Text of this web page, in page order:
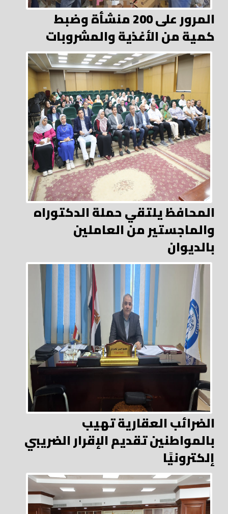
المرور على 200 منشأة وضبط
كمية من الأغذية والمشروبات
المحافظ يلتقي حملة الدكتوراه
والماجستير من العاملين
بالديوان
الضرائب العقارية تهيب
بالمواطنين تقديم الإقرار الضريبي
إلكترونيًا